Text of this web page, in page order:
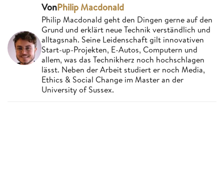
VonPhilip Macdonald
Philip Macdonald geht den Dingen gerne auf den
Grund und erklärt neue Technik verständlich und
alltagsnah. Seine Leidenschaft gilt innovativen
Start-up-Projekten, E-Autos, Computern und
allem, was das Technikherz noch hochschlagen
lässt. Neben der Arbeit studiert er noch Media,
Ethics & Social Change im Master an der
University of Sussex.